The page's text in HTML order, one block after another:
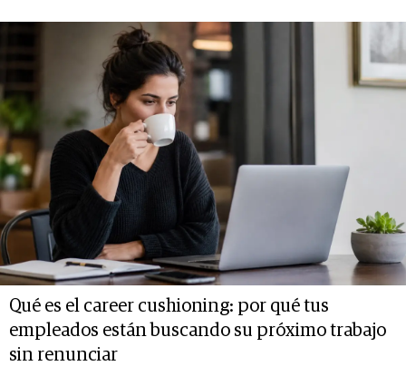
Qué es el career cushioning: por qué tus
empleados están buscando su próximo trabajo
sin renunciar